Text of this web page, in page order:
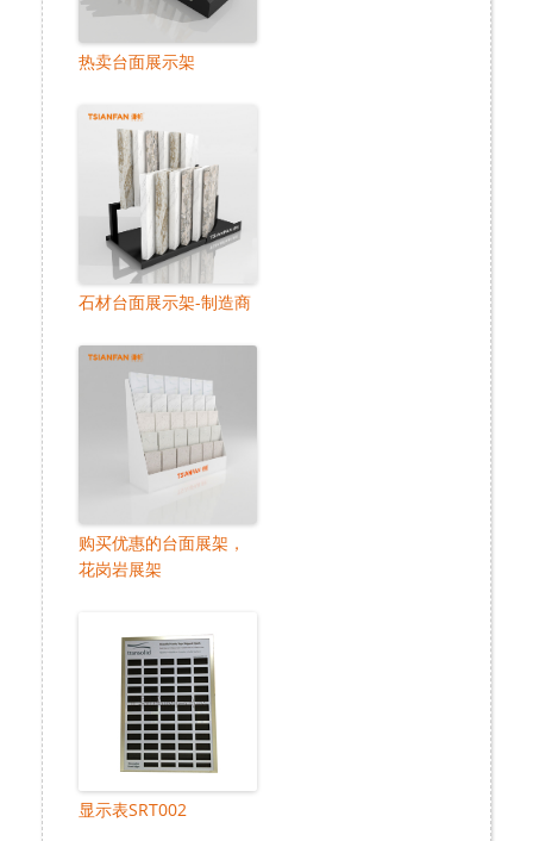
热卖台面展示架
石材台面展示架-制造商
购买优惠的台面展架，
花岗岩展架
显示表SRT002